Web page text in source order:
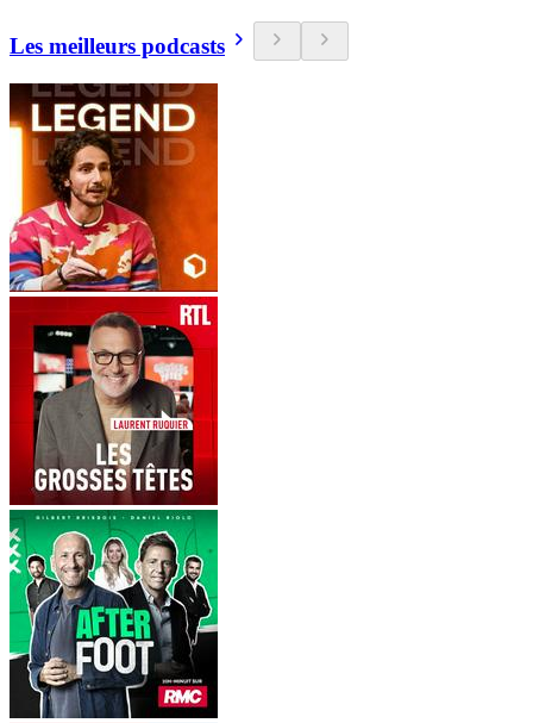
Les meilleurs podcasts